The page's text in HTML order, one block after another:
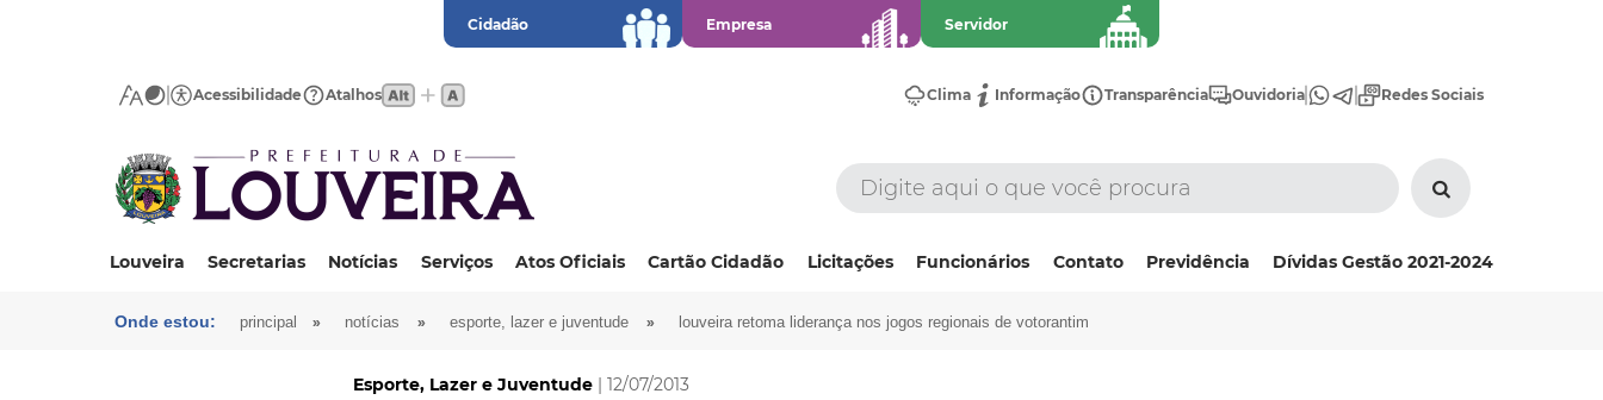
Cidadão Empresa Servidor
Acessibilidade Atalhos Clima Informação Transparência Ouvidoria Redes Sociais
Louveira Secretarias Notícias Serviços Atos Oficiais Cartão Cidadão Licitações Funcionários Contato Previdência Dívidas Gestão 2021-2024
Onde estou: principal » notícias » esporte, lazer e juventude » louveira retoma liderança nos jogos regionais de votorantim
Esporte, Lazer e Juventude | 12/07/2013